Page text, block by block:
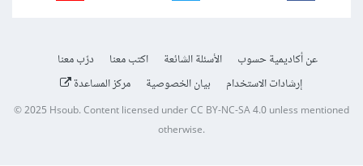
عن أكاديمية حسوب الأسئلة الشائعة اكتب معنا
درّب معنا
إرشادات الاستخدام
بيان الخصوصية مركز المساعدة
© 2025Hsoub.Content licensed underCC BY-NC-SA 4.0unless mentioned
otherwise.